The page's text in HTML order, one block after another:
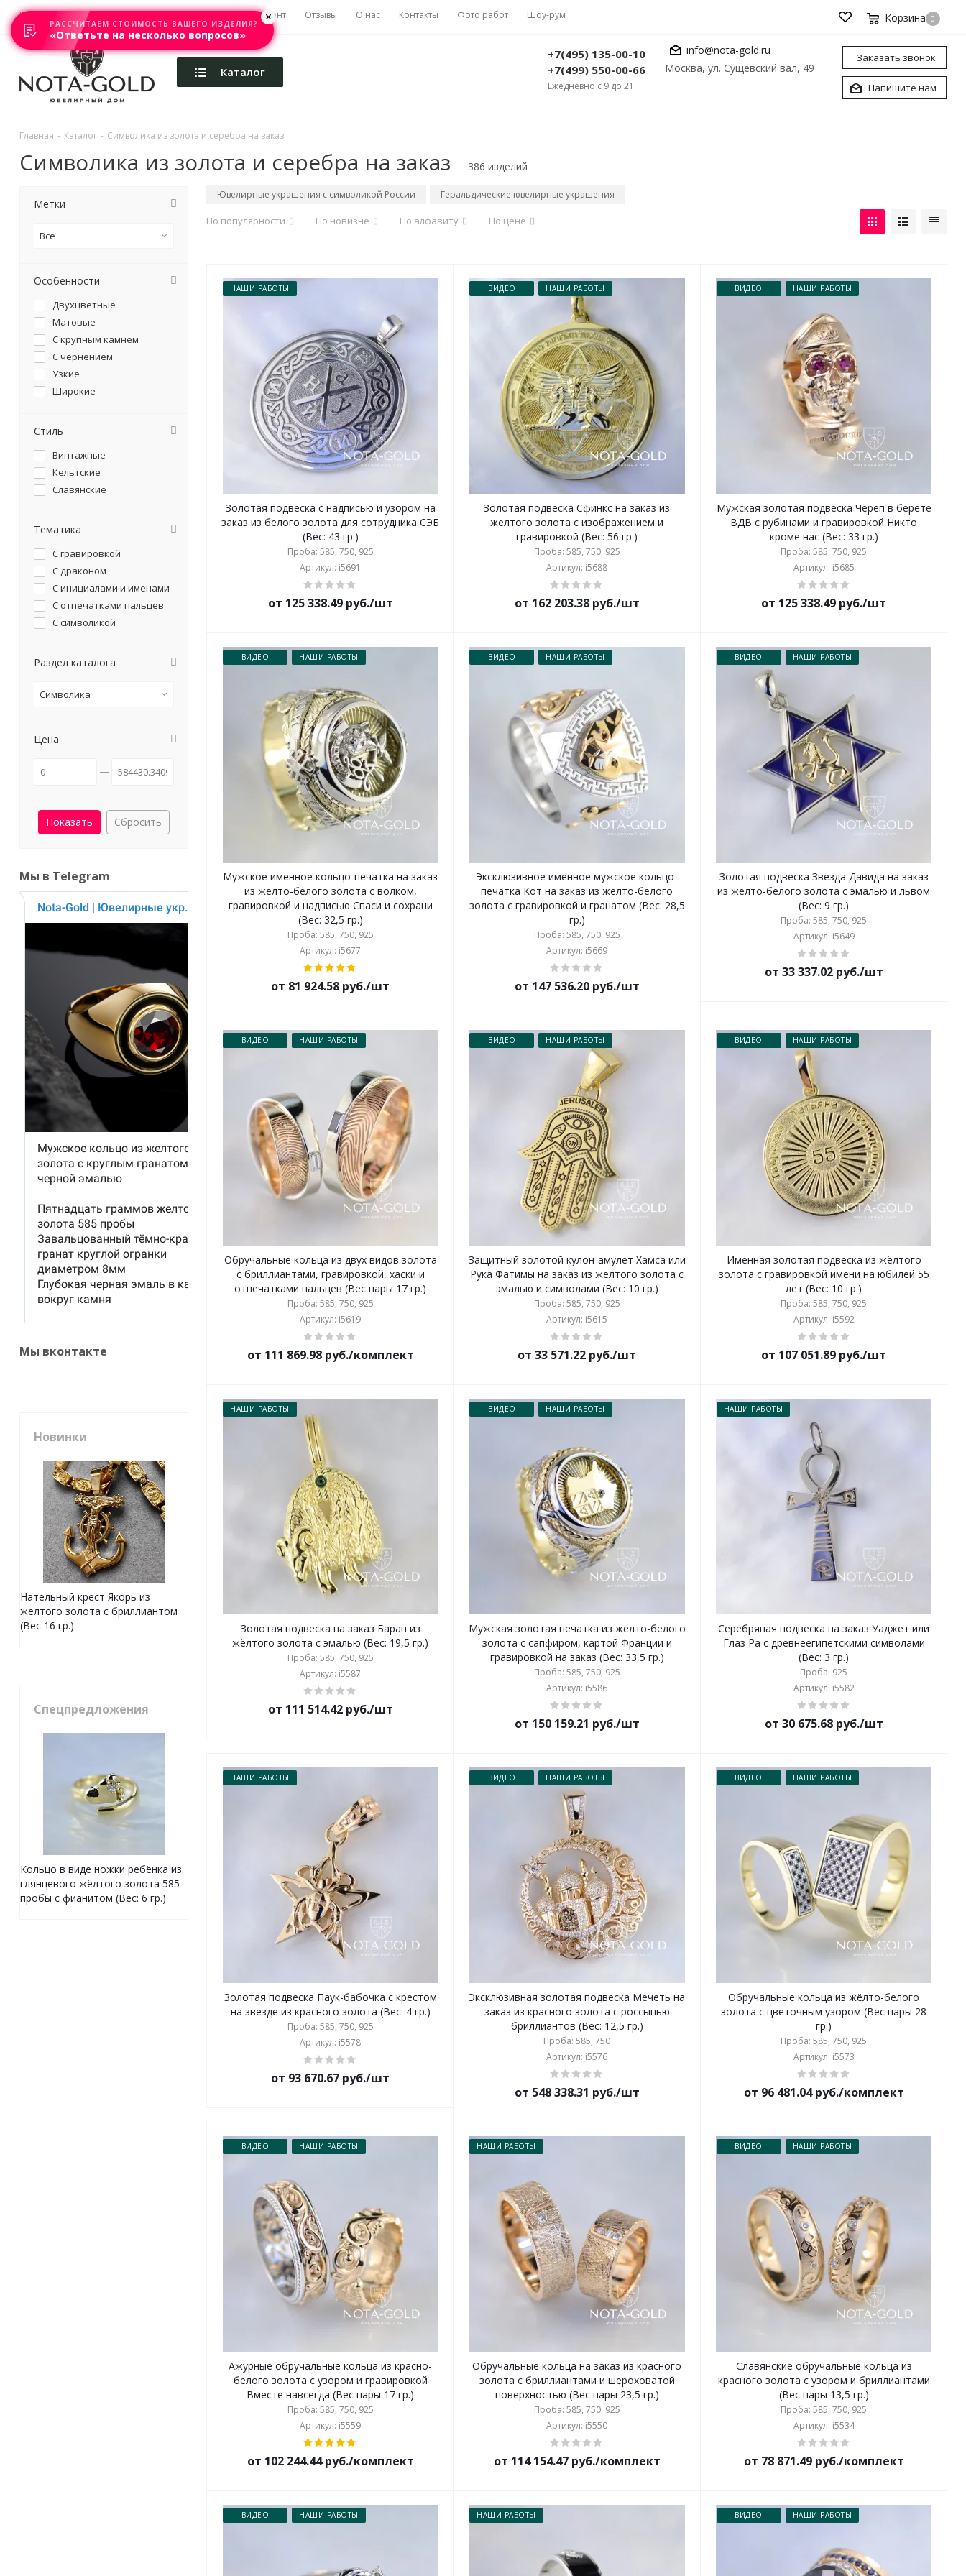
Главная Акции Каталоги Изготовление Ремонт Отзывы О нас Контакты Фото работ Шоу-рум Корзина 0
Каталог
+7(495) 135-00-10
+7(499) 550-00-66
Ежедневно с 9 до 21
info@nota-gold.ru
Москва, ул. Сущевский вал, 49
Заказать звонок
Напишите нам
Главная - Каталог - Символика из золота и серебра на заказ
Символика из золота и серебра на заказ 386 изделий
Ювелирные украшения с символикой России Геральдические ювелирные украшения
По популярности По новизне По алфавиту По цене
НАШИ РАБОТЫ
Золотая подвеска с надписью и узором на
заказ из белого золота для сотрудника СЭБ
(Вес: 43 гр.)
Проба: 585, 750, 925
Артикул: i5691
от 125 338.49 руб./шт
ВИДЕО НАШИ РАБОТЫ
Золотая подвеска Сфинкс на заказ из
жёлтого золота с изображением и
гравировкой (Вес: 56 гр.)
Проба: 585, 750, 925
Артикул: i5688
от 162 203.38 руб./шт
ВИДЕО НАШИ РАБОТЫ
Мужская золотая подвеска Череп в берете
ВДВ с рубинами и гравировкой Никто
кроме нас (Вес: 33 гр.)
Проба: 585, 750, 925
Артикул: i5685
от 125 338.49 руб./шт
ВИДЕО НАШИ РАБОТЫ
Мужское именное кольцо-печатка на заказ
из жёлто-белого золота с волком,
гравировкой и надписью Спаси и сохрани
(Вес: 32,5 гр.)
Проба: 585, 750, 925
Артикул: i5677
от 81 924.58 руб./шт
ВИДЕО НАШИ РАБОТЫ
Эксклюзивное именное мужское кольцо-
печатка Кот на заказ из жёлто-белого
золота с гравировкой и гранатом (Вес: 28,5
гр.)
Проба: 585, 750, 925
Артикул: i5669
от 147 536.20 руб./шт
ВИДЕО НАШИ РАБОТЫ
Золотая подвеска Звезда Давида на заказ
из жёлто-белого золота с эмалью и львом
(Вес: 9 гр.)
Проба: 585, 750, 925
Артикул: i5649
от 33 337.02 руб./шт
ВИДЕО НАШИ РАБОТЫ
Обручальные кольца из двух видов золота
с бриллиантами, гравировкой, хаски и
отпечатками пальцев (Вес пары 17 гр.)
Проба: 585, 750, 925
Артикул: i5619
от 111 869.98 руб./комплект
ВИДЕО НАШИ РАБОТЫ
Защитный золотой кулон-амулет Хамса или
Рука Фатимы на заказ из жёлтого золота с
эмалью и символами (Вес: 10 гр.)
Проба: 585, 750, 925
Артикул: i5615
от 33 571.22 руб./шт
ВИДЕО НАШИ РАБОТЫ
Именная золотая подвеска из жёлтого
золота с гравировкой имени на юбилей 55
лет (Вес: 10 гр.)
Проба: 585, 750, 925
Артикул: i5592
от 107 051.89 руб./шт
НАШИ РАБОТЫ
Золотая подвеска на заказ Баран из
жёлтого золота с эмалью (Вес: 19,5 гр.)
Проба: 585, 750, 925
Артикул: i5587
от 111 514.42 руб./шт
ВИДЕО НАШИ РАБОТЫ
Мужская золотая печатка из жёлто-белого
золота с сапфиром, картой Франции и
гравировкой на заказ (Вес: 33,5 гр.)
Проба: 585, 750, 925
Артикул: i5586
от 150 159.21 руб./шт
НАШИ РАБОТЫ
Серебряная подвеска на заказ Уаджет или
Глаз Ра с древнеегипетскими символами
(Вес: 3 гр.)
Проба: 925
Артикул: i5582
от 30 675.68 руб./шт
НАШИ РАБОТЫ
Золотая подвеска Паук-бабочка с крестом
на звезде из красного золота (Вес: 4 гр.)
Проба: 585, 750, 925
Артикул: i5578
от 93 670.67 руб./шт
ВИДЕО НАШИ РАБОТЫ
Эксклюзивная золотая подвеска Мечеть на
заказ из красного золота с россыпью
бриллиантов (Вес: 12,5 гр.)
Проба: 585, 750
Артикул: i5576
от 548 338.31 руб./шт
ВИДЕО НАШИ РАБОТЫ
Обручальные кольца из жёлто-белого
золота с цветочным узором (Вес пары 28
гр.)
Проба: 585, 750, 925
Артикул: i5573
от 96 481.04 руб./комплект
ВИДЕО НАШИ РАБОТЫ
Ажурные обручальные кольца из красно-
белого золота с узором и гравировкой
Вместе навсегда (Вес пары 17 гр.)
Проба: 585, 750, 925
Артикул: i5559
от 102 244.44 руб./комплект
НАШИ РАБОТЫ
Обручальные кольца на заказ из красного
золота с бриллиантами и шероховатой
поверхностью (Вес пары 23,5 гр.)
Проба: 585, 750, 925
Артикул: i5550
от 114 154.47 руб./комплект
ВИДЕО НАШИ РАБОТЫ
Славянские обручальные кольца из
красного золота с узором и бриллиантами
(Вес пары 13,5 гр.)
Проба: 585, 750, 925
Артикул: i5534
от 78 871.49 руб./комплект
ВИДЕО НАШИ РАБОТЫ НАШИ РАБОТЫ ВИДЕО НАШИ РАБОТЫ
Метки
Все
Особенности
Двухцветные
Матовые
С крупным камнем
С чернением
Узкие
Широкие
Стиль
Винтажные
Кельтские
Славянские
Тематика
С гравировкой
С драконом
С инициалами и именами
С отпечатками пальцев
С символикой
Раздел каталога
Символика
Цена
Сбросить
Мы в Telegram
Мы вконтакте
Новинки
Нательный крест Якорь из
желтого золота с бриллиантом
(Вес 16 гр.)
Спецпредложения
Кольцо в виде ножки ребёнка из
глянцевого жёлтого золота 585
пробы с фианитом (Вес: 6 гр.)
РАССЧИТАЕМ СТОИМОСТЬ ВАШЕГО ИЗДЕЛИЯ?
«Ответьте на несколько вопросов»